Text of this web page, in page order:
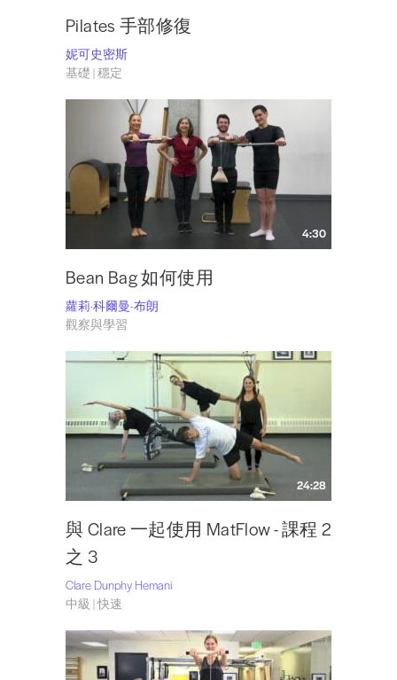
Pilates 手部修復
妮可史密斯
基礎 | 穩定
4:30
Bean Bag 如何使用
蘿莉·科爾曼-布朗
觀察與學習
24:28
與 Clare 一起使用 MatFlow - 課程 2
之 3
Clare Dunphy Hemani
中級 | 快速